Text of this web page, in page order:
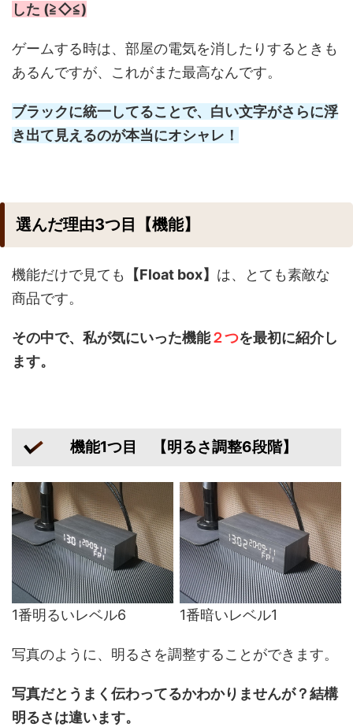
した (≧◇≦)
ゲームする時は、部屋の電気を消したりするときも
あるんですが、これがまた最高なんです。
ブラックに統一してることで、白い文字がさらに浮
き出て見えるのが本当にオシャレ！
選んだ理由3つ目【機能】
機能だけで見ても 【Float box】 は、とても素敵な
商品です。
その中で、私が気にいった機能２つを最初に紹介し
ます。
機能1つ目 【明るさ調整6段階】
1番明るいレベル6 1番暗いレベル1
写真のように、明るさを調整することができます。
写真だとうまく伝わってるかわかりませんが？結構
明るさは違います。